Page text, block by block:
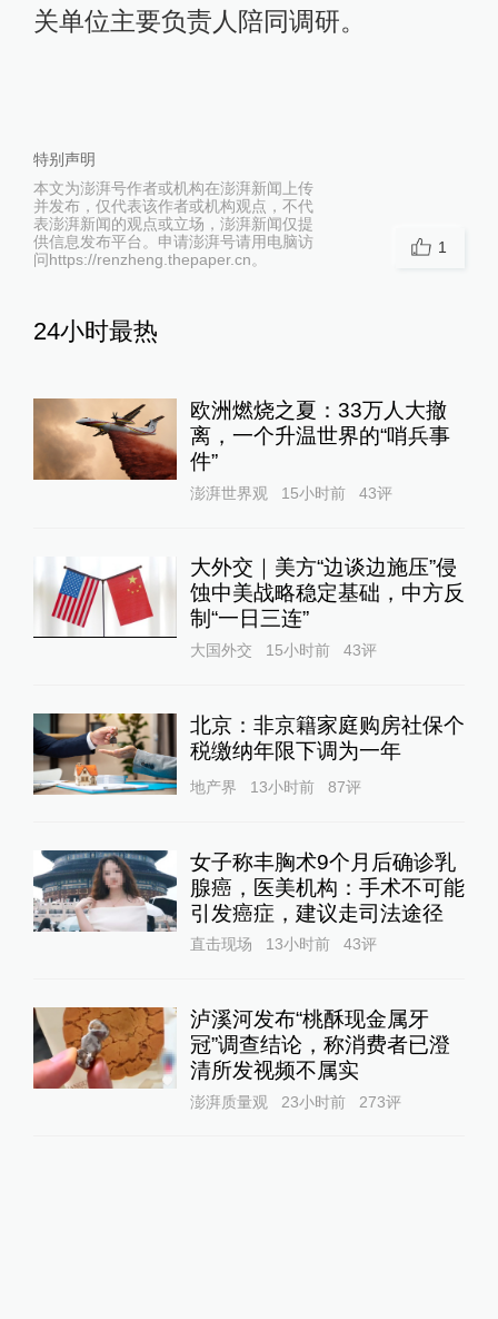
关单位主要负责人陪同调研。
特别声明
本文为澎湃号作者或机构在澎湃新闻上传
并发布，仅代表该作者或机构观点，不代
表澎湃新闻的观点或立场，澎湃新闻仅提
供信息发布平台。申请澎湃号请用电脑访
问https://renzheng.thepaper.cn。
1
24小时最热
欧洲燃烧之夏：33万人大撤
离，一个升温世界的“哨兵事
件”
澎湃世界观 15小时前 43评
大外交｜美方“边谈边施压”侵
蚀中美战略稳定基础，中方反
制“一日三连”
大国外交 15小时前 43评
北京：非京籍家庭购房社保个
税缴纳年限下调为一年
地产界 13小时前 87评
女子称丰胸术9个月后确诊乳
腺癌，医美机构：手术不可能
引发癌症，建议走司法途径
直击现场 13小时前 43评
泸溪河发布“桃酥现金属牙
冠”调查结论，称消费者已澄
清所发视频不属实
澎湃质量观 23小时前 273评